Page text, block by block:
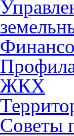
ЖКХ
Советы